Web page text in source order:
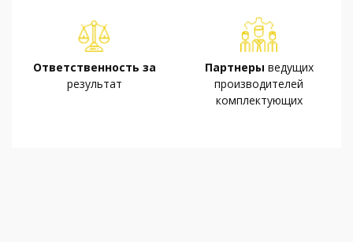
Ответственность за
результат
Партнеры ведущих
производителей
комплектующих